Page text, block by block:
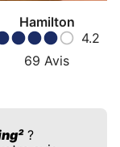
Hamilton
4.2
69 Avis
?